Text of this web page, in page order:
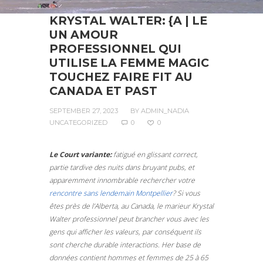
KRYSTAL WALTER: {A | LE
UN AMOUR
PROFESSIONNEL QUI
UTILISE LA FEMME MAGIC
TOUCHEZ FAIRE FIT AU
CANADA ET PAST
SEPTEMBER 27, 2023 BY ADMIN_NADIA
UNCATEGORIZED
0 0
Le Court variante:fatigué en glissant correct,
partie tardive des nuits dans bruyant pubs, et
apparemment innombrable rechercher votre
rencontre sans lendemain Montpellier? Si vous
êtes près de l’Alberta, au Canada, le marieur Krystal
Walter professionnel peut brancher vous avec les
gens qui afficher les valeurs, par conséquent ils
sont cherche durable interactions. Her base de
données contient hommes et femmes de 25 à 65